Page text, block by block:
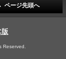
ページ先頭へ
版
Reserved.